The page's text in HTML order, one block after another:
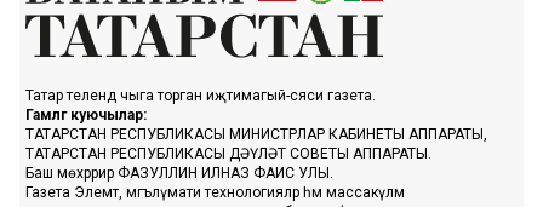
Татар телендә чыга торган иҗтимагый-сәяси газета.
Гамәлгә куючылар:
ТАТАРСТАН РЕСПУБЛИКАСЫ МИНИСТРЛАР КАБИНЕТЫ АППАРАТЫ,
ТАТАРСТАН РЕСПУБЛИКАСЫ ДӘҮЛӘТ СОВЕТЫ АППАРАТЫ.
Баш мөхәррир ФАЗУЛЛИН ИЛНАЗ ФАИС УЛЫ.
Газета Элемтә, мәгълүмати технологияләр һәм массакүләм